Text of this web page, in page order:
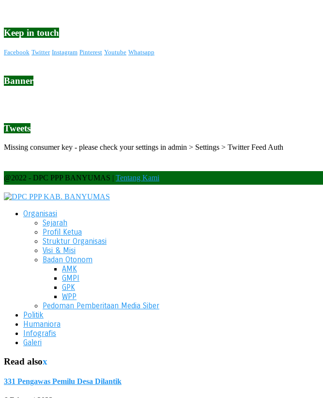
Keep in touch
Facebook Twitter Instagram Pinterest Youtube Whatsapp
Banner
Tweets
Missing consumer key - please check your settings in admin > Settings > Twitter Feed Auth
@2022 - DPC PPP BANYUMAS | Tentang Kami
Organisasi
Sejarah
Profil Ketua
Struktur Organisasi
Visi & Misi
Badan Otonom
AMK
GMPI
GPK
WPP
Pedoman Pemberitaan Media Siber
Politik
Humaniora
Infografis
Galeri
Read alsox
331 Pengawas Pemilu Desa Dilantik